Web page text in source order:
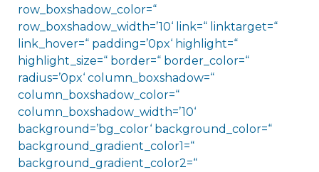
row_boxshadow_color=“
row_boxshadow_width=’10‘ link=“ linktarget=“
link_hover=“ padding=’0px‘ highlight=“
highlight_size=“ border=“ border_color=“
radius=’0px‘ column_boxshadow=“
column_boxshadow_color=“
column_boxshadow_width=’10‘
background=’bg_color‘ background_color=“
background_gradient_color1=“
background_gradient_color2=“